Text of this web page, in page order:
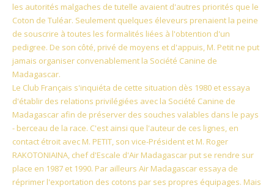
les autorités malgaches de tutelle avaient d'autres priorités que le
Coton de Tuléar. Seulement quelques éleveurs prenaient la peine
de souscrire à toutes les formalités liées à l'obtention d'un
pedigree. De son côté, privé de moyens et d'appuis, M. Petit ne put
jamais organiser convenablement la Société Canine de
Madagascar.
Le Club Français s'inquiéta de cette situation dès 1980 et essaya
d'établir des relations privilégiées avec la Société Canine de
Madagascar afin de préserver des souches valables dans le pays
- berceau de la race. C'est ainsi que l'auteur de ces lignes, en
contact étroit avec M. PETIT, son vice-Président et M. Roger
RAKOTONIAINA, chef d'Escale d'Air Madagascar put se rendre sur
place en 1987 et 1990. Par ailleurs Air Madagascar essaya de
réprimer l'exportation des cotons par ses propres équipages. Mais